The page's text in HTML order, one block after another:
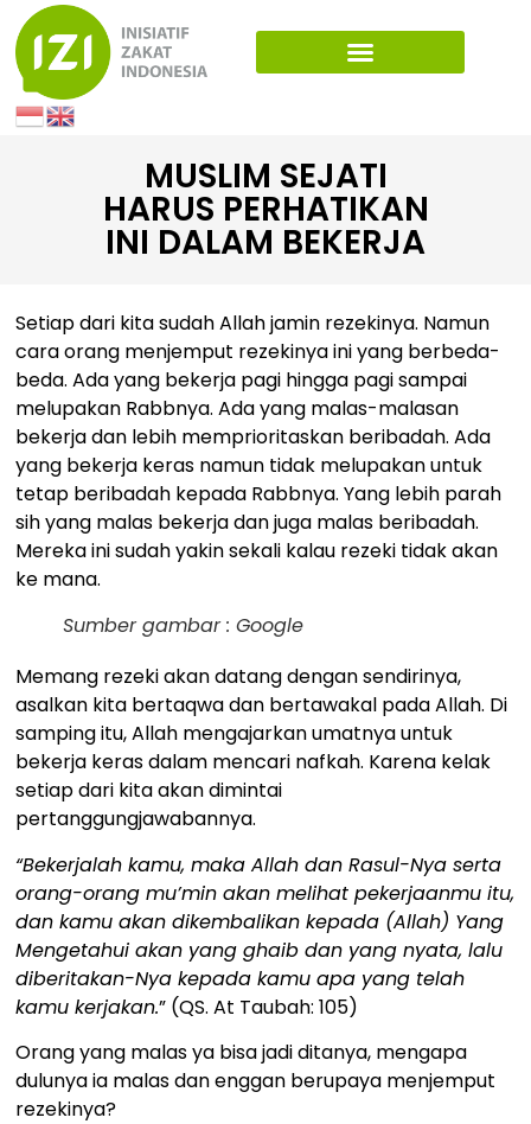
MUSLIM SEJATI
HARUS PERHATIKAN
INI DALAM BEKERJA
Setiap dari kita sudah Allah jamin rezekinya. Namun
cara orang menjemput rezekinya ini yang berbeda-
beda. Ada yang bekerja pagi hingga pagi sampai
melupakan Rabbnya. Ada yang malas-malasan
bekerja dan lebih memprioritaskan beribadah. Ada
yang bekerja keras namun tidak melupakan untuk
tetap beribadah kepada Rabbnya. Yang lebih parah
sih yang malas bekerja dan juga malas beribadah.
Mereka ini sudah yakin sekali kalau rezeki tidak akan
ke mana.
Sumber gambar : Google
Memang rezeki akan datang dengan sendirinya,
asalkan kita bertaqwa dan bertawakal pada Allah. Di
samping itu, Allah mengajarkan umatnya untuk
bekerja keras dalam mencari nafkah. Karena kelak
setiap dari kita akan dimintai
pertanggungjawabannya.
“Bekerjalah kamu, maka Allah dan Rasul-Nya serta
orang-orang mu’min akan melihat pekerjaanmu itu,
dan kamu akan dikembalikan kepada (Allah) Yang
Mengetahui akan yang ghaib dan yang nyata, lalu
diberitakan-Nya kepada kamu apa yang telah
kamu kerjakan.” (QS. At Taubah: 105)
Orang yang malas ya bisa jadi ditanya, mengapa
dulunya ia malas dan enggan berupaya menjemput
rezekinya?